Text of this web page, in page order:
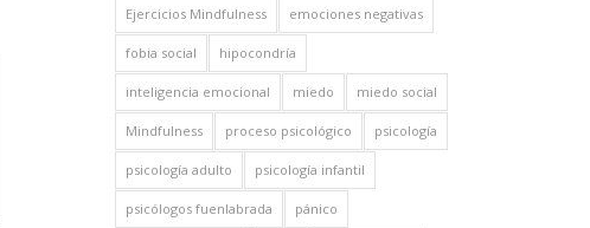
Ejercicios Mindfulness emociones negativas
fobia social hipocondría
inteligencia emocional miedo miedo social
Mindfulness proceso psicológico psicología
psicología adulto psicología infantil
psicólogos fuenlabrada pánico